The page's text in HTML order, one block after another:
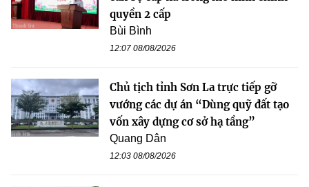
quyền 2 cấp
Bùi Bình
12:07 08/08/2026
Chủ tịch tỉnh Sơn La trực tiếp gỡ
vướng các dự án “Dùng quỹ đất tạo
vốn xây dựng cơ sở hạ tầng”
Quang Dân
12:03 08/08/2026